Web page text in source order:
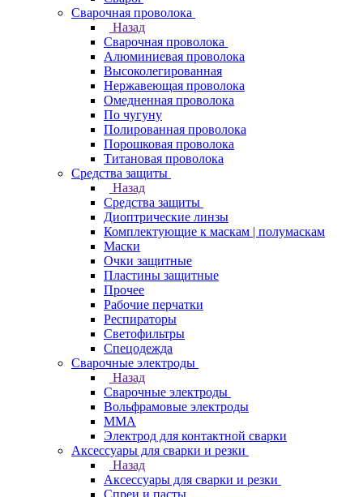
Сварочная проволока
Назад
Сварочная проволока
Алюминиевая проволока
Высоколегированная
Нержавеющая проволока
Омедненная проволока
По чугуну
Полированная проволока
Порошковая проволока
Титановая проволока
Средства защиты
Назад
Средства защиты
Диоптрические линзы
Комплектующие к маскам | полумаскам
Маски
Очки защитные
Пластины защитные
Прочее
Рабочие перчатки
Респираторы
Светофильтры
Спецодежда
Сварочные электроды
Назад
Сварочные электроды
Вольфрамовые электроды
ММА
Электрод для контактной сварки
Аксессуары для сварки и резки
Назад
Аксессуары для сварки и резки
Спреи и пасты